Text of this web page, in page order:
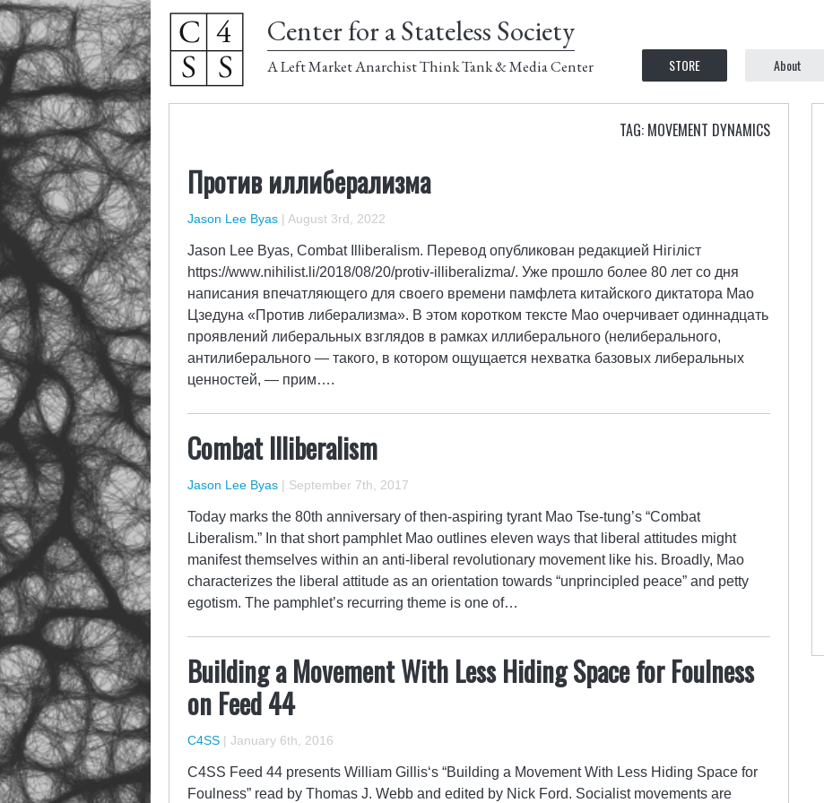
Center for a Stateless Society
A Left Market Anarchist Think Tank & Media Center STORE About
TAG: MOVEMENT DYNAMICS
Против иллиберализма
Jason Lee Byas | August 3rd, 2022
Jason Lee Byas, Combat Illiberalism. Перевод опубликован редакцией Нiгiлiст
https://www.nihilist.li/2018/08/20/protiv-illiberalizma/. Уже прошло более 80 лет со дня
написания впечатляющего для своего времени памфлета китайского диктатора Мао
Цзедуна «Против либерализма». В этом коротком тексте Мао очерчивает одиннадцать
проявлений либеральных взглядов в рамках иллиберального (нелиберального,
антилиберального — такого, в котором ощущается нехватка базовых либеральных
ценностей, — прим….
Combat Illiberalism
Jason Lee Byas | September 7th, 2017
Today marks the 80th anniversary of then-aspiring tyrant Mao Tse-tung’s “Combat
Liberalism.” In that short pamphlet Mao outlines eleven ways that liberal attitudes might
manifest themselves within an anti-liberal revolutionary movement like his. Broadly, Mao
characterizes the liberal attitude as an orientation towards “unprincipled peace” and petty
egotism. The pamphlet’s recurring theme is one of…
Building a Movement With Less Hiding Space for Foulness
on Feed 44
C4SS | January 6th, 2016
C4SS Feed 44 presents William Gillis‘s “Building a Movement With Less Hiding Space for
Foulness” read by Thomas J. Webb and edited by Nick Ford. Socialist movements are